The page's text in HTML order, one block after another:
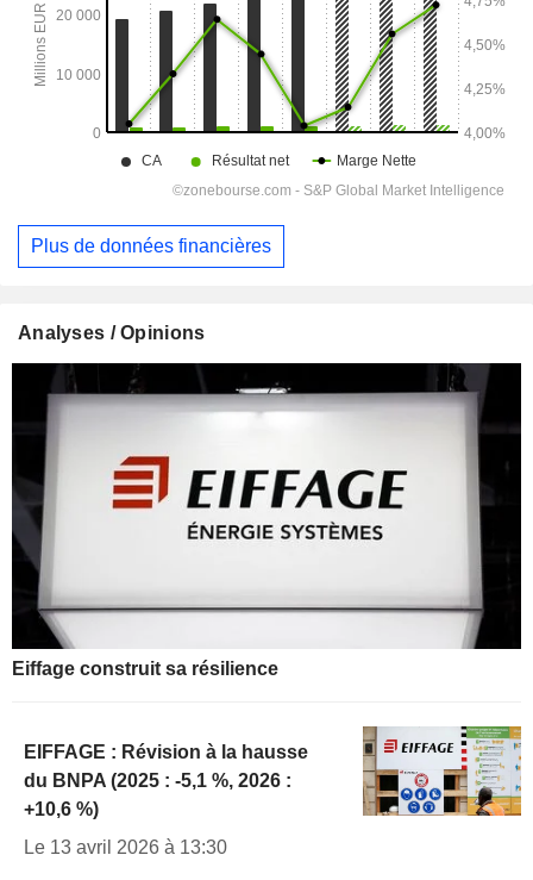
Plus de données financières
Analyses / Opinions
Eiffage construit sa résilience
EIFFAGE : Révision à la hausse
du BNPA (2025 : -5,1 %, 2026 :
+10,6 %)
Le 13 avril 2026 à 13:30